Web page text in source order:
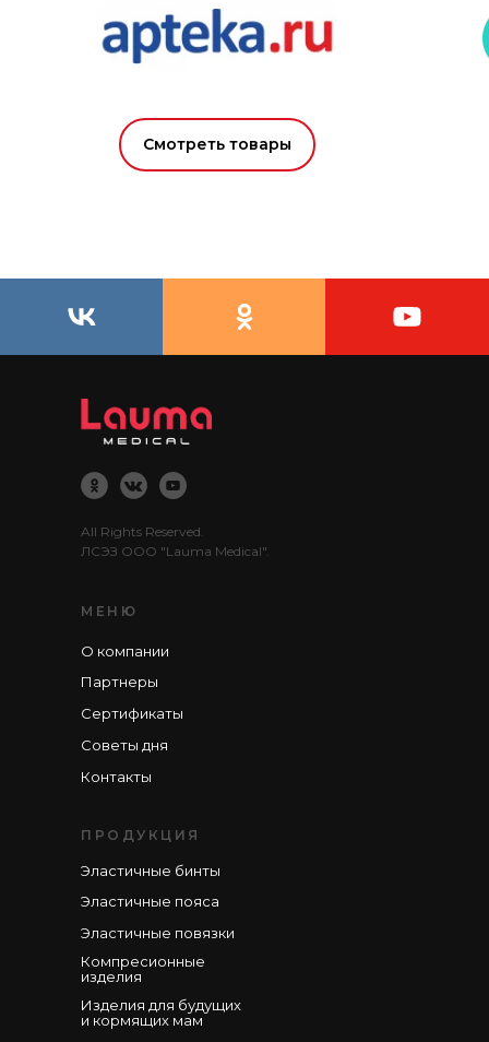
Смотреть товары
МЕНЮ
All Rights Reserved.
ЛСЭЗ ООО "Lauma Medical".
ПРОДУКЦИЯ
Советы дня
Сертификаты
Партнеры
Контакты
О компании
Компресионные
изделия
Эластичные повязки
Эластичные пояса
Изделия для будущих
и кормящих мам
Эластичные бинты